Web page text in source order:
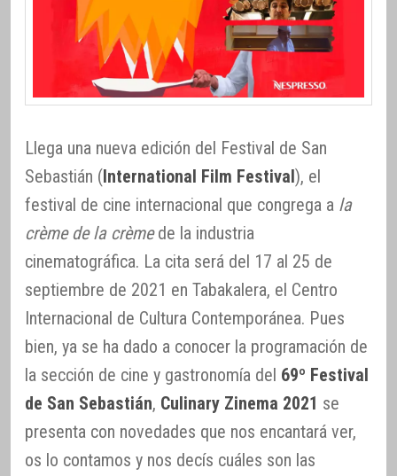
Llega una nueva edición del Festival de San
Sebastián (International Film Festival), el
festival de cine internacional que congrega a la
crème de la crèmede la industria
cinematográfica. La cita será del 17 al 25 de
septiembre de 2021 en Tabakalera, el Centro
Internacional de Cultura Contemporánea. Pues
bien, ya se ha dado a conocer la programación de
la sección de cine y gastronomía del 69º Festival
de San Sebastián, Culinary Zinema 2021 se
presenta con novedades que nos encantará ver,
os lo contamos y nos decís cuáles son las